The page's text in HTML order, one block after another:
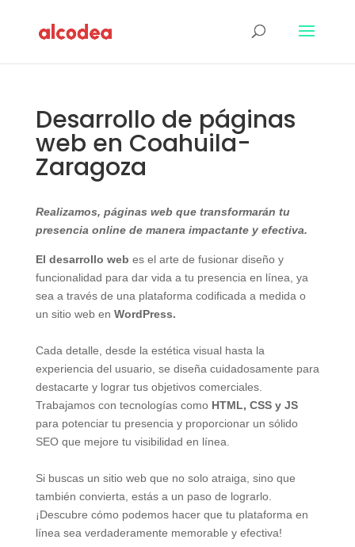
Desarrollo de páginas
web en Coahuila-
Zaragoza
Realizamos, páginas web que transformarán tu
presencia online de manera impactante y efectiva.
El desarrollo web es el arte de fusionar diseño y
funcionalidad para dar vida a tu presencia en línea, ya
sea a través de una plataforma codificada a medida o
un sitio web en WordPress.
Cada detalle, desde la estética visual hasta la
experiencia del usuario, se diseña cuidadosamente para
destacarte y lograr tus objetivos comerciales.
Trabajamos con tecnologías como HTML, CSS y JS
para potenciar tu presencia y proporcionar un sólido
SEO que mejore tu visibilidad en línea.
Si buscas un sitio web que no solo atraiga, sino que
también convierta, estás a un paso de lograrlo.
¡Descubre cómo podemos hacer que tu plataforma en
línea sea verdaderamente memorable y efectiva!